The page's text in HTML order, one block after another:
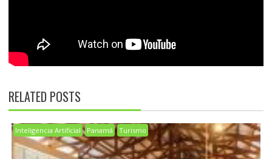
RELATED POSTS
Inteligencia Artificial Panamá Turismo